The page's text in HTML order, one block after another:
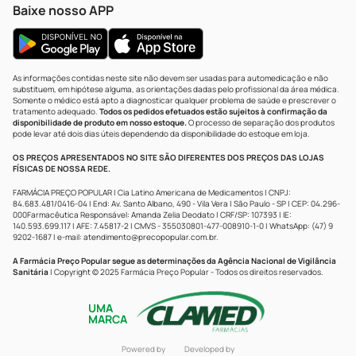
Baixe nosso APP
As informações contidas neste site não devem ser usadas para automedicação e não
substituem, em hipótese alguma, as orientações dadas pelo profissional da área médica.
Somente o médico está apto a diagnosticar qualquer problema de saúde e prescrever o
tratamento adequado. Todos os pedidos efetuados estão sujeitos à confirmação da
disponibilidade de produto em nosso estoque.O processo de separação dos produtos
pode levar até dois dias úteis dependendo da disponibilidade do estoque em loja.
OS PREÇOS APRESENTADOS NO SITE SÃO DIFERENTES DOS PREÇOS DAS LOJAS
FÍSICAS DE NOSSA REDE.
FARMÁCIA PREÇO POPULAR | Cia Latino Americana de Medicamentos | CNPJ:
84.683.481/0416-04 | End: Av. Santo Albano, 490 - Vila Vera | São Paulo - SP | CEP: 04.296-
000Farmacêutica Responsável: Amanda Zelia Deodato | CRF/SP: 107393 | IE:
140.593.699.117 | AFE: 7.45817-2 | CMVS - 355030801-477-008910-1-0 | WhatsApp: (47) 9
9202-1687 | e-mail: atendimento@precopopular.com.br.
A Farmácia Preço Popular segue as determinações da Agência Nacional de Vigilância
Sanitária | Copyright © 2025 Farmácia Preço Popular - Todos os direitos reservados.
UMA
MARCA
Powered by Developed by